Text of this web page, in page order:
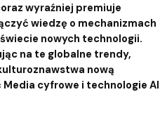
wyraźniej premiuje
wiedzę o mechanizmach
nowych technologii.
na te globalne trendy,
nową
cyfrowe i technologie AI